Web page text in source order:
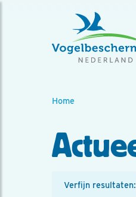
Home
Verfijn resultaten: